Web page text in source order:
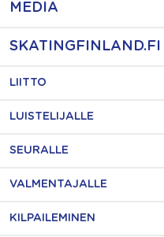
MEDIA
SKATINGFINLAND.FI
LIITTO
LUISTELIJALLE
SEURALLE
VALMENTAJALLE
KILPAILEMINEN